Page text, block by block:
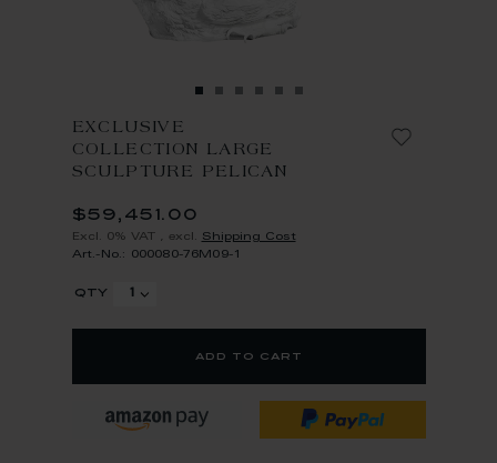
EXCLUSIVE
COLLECTION LARGE
SCULPTURE PELICAN
$59,451.00
Excl. 0% VAT excl. Shipping Cost
Art.-No.: 000080-76M09-1
qty
add to cart